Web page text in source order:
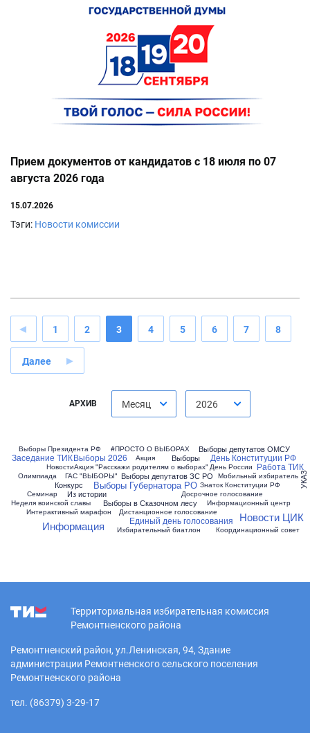
Прием документов от кандидатов с 18 июля по 07
августа 2026 года
15.07.2026
Тэги: Новости комиссии
1 2 3 4 5 6 7 8
Далее
АРХИВ Месяц 2026
#ПРОСТО О ВЫБОРАХ
Акция
Акция "Расскажи родителям о выборах"
Выборы
Выборы депутатов ЗС РО
Выборы 2026
Выборы Губернатора РО
Выборы Президента РФ
Выборы в Сказочном лесу
Выборы депутатов ОМСУ
ГАС "ВЫБОРЫ"
День Конституции РФ
День России
Дистанционное голосование
Досрочное голосование
Единый день голосования
Заседание ТИК
Знаток Конституции РФ
Из истории
Избирательный биатлон
Интерактивный марафон
Информационный центр
Информация
Конкурс
Координационный совет
Мобильный избиратель
Неделя воинской славы
Новости
Новости ЦИК
Олимпиада
Работа ТИК
Семинар
УКАЗ
Территориальная избирательная комиссия
Ремонтненского района
Ремонтненский район, ул.Ленинская, 94, Здание
администрации Ремонтненского сельского поселения
Ремонтненского района
тел. (86379) 3-29-17